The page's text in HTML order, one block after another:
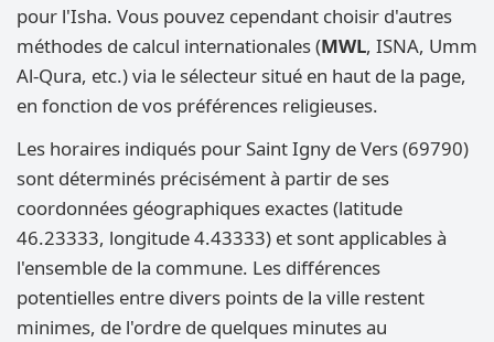
pour l'Isha. Vous pouvez cependant choisir d'autres
méthodes de calcul internationales (MWL, ISNA, Umm
Al-Qura, etc.) via le sélecteur situé en haut de la page,
en fonction de vos préférences religieuses.
Les horaires indiqués pour Saint Igny de Vers (69790)
sont déterminés précisément à partir de ses
coordonnées géographiques exactes (latitude
46.23333, longitude 4.43333) et sont applicables à
l'ensemble de la commune. Les différences
potentielles entre divers points de la ville restent
minimes, de l'ordre de quelques minutes au